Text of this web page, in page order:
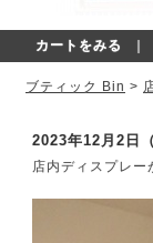
カートをみる
ブティック Bin >
2023年12月2日
店内ディスプレー